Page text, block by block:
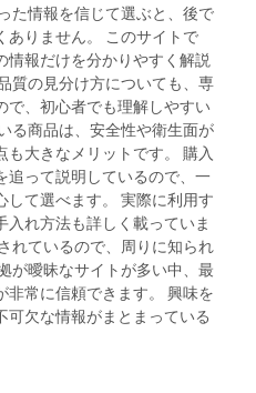
た情報を信じて選ぶと、後で
ありません。 このサイトで
情報だけを分かりやすく解説
質の見分け方についても、専
で、初心者でも理解しやすい
る商品は、安全性や衛生面が
大きなメリットです。 購入
追って説明しているので、一
して選べます。 実際に利用す
入れ方法も詳しく載っていま
れているので、周りに知られ
が曖昧なサイトが多い中、最
非常に信頼できます。 興味を
可欠な情報がまとまっている